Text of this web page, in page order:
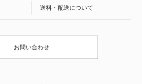
送料・配送について
お問い合わせ